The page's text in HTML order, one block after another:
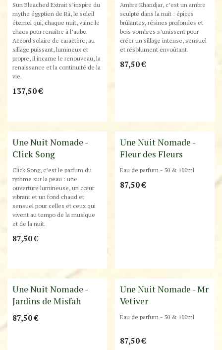
Sun Bleached Extrait s’inspire du
mythe égyptien de Râ, le soleil
éternel qui, chaque nuit, vainc le
chaos pour renaître à l’aube.
Accord solaire de caractère, au
sillage puissant, lumineux et
propre, il incarne le renouveau, la
renaissance et la continuité de la
vie.
137,50€
Ambre Khandjar, c’est un ambre
sculpté dans la nuit : épices
brûlantes, résines profondes et
bois sombres s’unissent pour
créer un sillage intense, sensuel
et résolument envoûtant.
87,50€
Une Nuit Nomade -
Click Song
Click Song, c’est le parfum du
rythme sur la peau : une
ouverture lumineuse, un cœur
vibrant et un fond chaud et
sensuel pour celles et ceux qui
vivent au tempo de la musique
et de la nuit.
87,50€
Une Nuit Nomade -
Fleur des Fleurs
Eau de parfum - 50 & 100ml
87,50€
Best-Seller !
Une Nuit Nomade -
Jardins de Misfah
87,50€
Une Nuit Nomade - Mr
Vetiver
Eau de parfum - 50 & 100ml
87,50€